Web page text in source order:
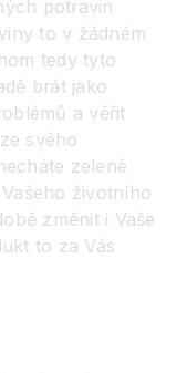
potravin
to v žádném
tedy tyto
brát jako
a věřit
svého
zelené
životního
změnit i Vaše
to za Vás